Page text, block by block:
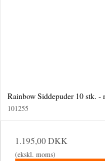
Rainbow Siddepuder 10 stk. -
101255
1.195,00 DKK
(ekskl. moms)